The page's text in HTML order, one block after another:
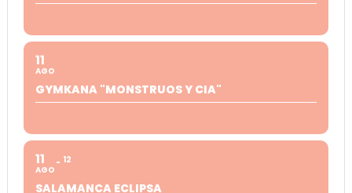
11
AGO
GYMKANA "MONSTRUOS Y CIA"
11
AGO
12
SALAMANCA ECLIPSA